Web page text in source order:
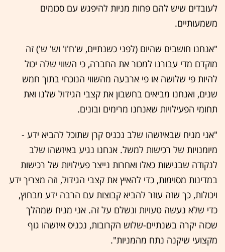
לעובדים שיש להם פחות מניות להיפגש עם סכומים
משמעותיים.
"אנחנו חושבים שהיום (לפני כשנתיים, ש'ח'ו' וש' ש') זה
מוקדם מדי עבורנו למכור את החברה, כי השווי שלה יכול
להיות פי שלושה או פי ארבעה מהשווי הנוכחי בתוך חמש
שנים, ואנחנו מביאים בחשבון את קצבי הגידול שלנו ואת
תחומי הפעילויות שאנחנו מרימים ובונים.
"אני מניח שבאיזשהו שלב נכניס קרן שתוכל להביא ידע -
מיומנויות של רכישות למשל. אנחנו נגיע באיזשהו שלב
לנקודה שבנישות כאלו ואחרות נייצר פעילויות של רכישות
במדינות מסוימות, כדי להאיץ את קצבי הגידול, וזה מצריך ידע
ויכולות, כך שזה עוזר להביא קבוצות עם הרבה ידע מבחוץ,
כדי שלא נעשה טעויות ונשלם על זה. אני מניח שמהלך
שכזה יקרה בשנתיים-שלוש הקרובות, נכניס איזשהו גוף
מקצועי שיקנה נתח מהמניות".